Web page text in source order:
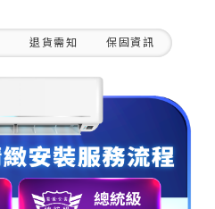
退貨需知 保固資訊